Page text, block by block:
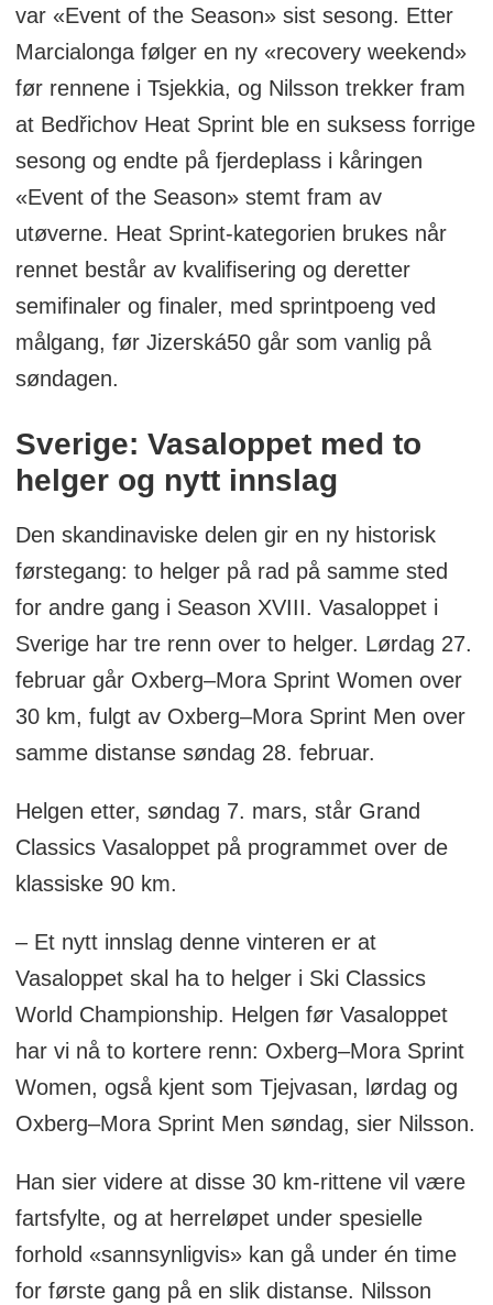
var «Event of the Season» sist sesong. Etter
Marcialonga følger en ny «recovery weekend»
før rennene i Tsjekkia, og Nilsson trekker fram
at Bedřichov Heat Sprint ble en suksess forrige
sesong og endte på fjerdeplass i kåringen
«Event of the Season» stemt fram av
utøverne. Heat Sprint-kategorien brukes når
rennet består av kvalifisering og deretter
semifinaler og finaler, med sprintpoeng ved
målgang, før Jizerská50 går som vanlig på
søndagen.
Sverige: Vasaloppet med to
helger og nytt innslag
Den skandinaviske delen gir en ny historisk
førstegang: to helger på rad på samme sted
for andre gang i Season XVIII. Vasaloppet i
Sverige har tre renn over to helger. Lørdag 27.
februar går Oxberg–Mora Sprint Women over
30 km, fulgt av Oxberg–Mora Sprint Men over
samme distanse søndag 28. februar.
Helgen etter, søndag 7. mars, står Grand
Classics Vasaloppet på programmet over de
klassiske 90 km.
– Et nytt innslag denne vinteren er at
Vasaloppet skal ha to helger i Ski Classics
World Championship. Helgen før Vasaloppet
har vi nå to kortere renn: Oxberg–Mora Sprint
Women, også kjent som Tjejvasan, lørdag og
Oxberg–Mora Sprint Men søndag, sier Nilsson.
Han sier videre at disse 30 km-rittene vil være
fartsfylte, og at herreløpet under spesielle
forhold «sannsynligvis» kan gå under én time
for første gang på en slik distanse. Nilsson